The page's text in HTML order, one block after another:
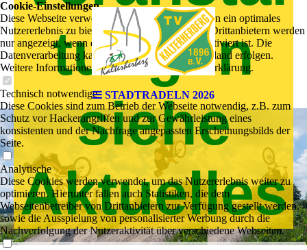
STADTRADELN 2026
tungen
siehe
Aktuelles
Cookie-Einstellungen
Diese Webseite verwendet Cookies, um Besuchern ein optimales
Nutzererlebnis zu bieten. Bestimmte Inhalte von Drittanbietern werden
nur angezeigt, wenn die entsprechende Option aktiviert ist. Die
Datenverarbeitung kann dann auch in einem Drittland erfolgen.
Weitere Informationen hierzu in der Datenschutzerklärung.
Technisch notwendige
Diese Cookies sind zum Betrieb der Webseite notwendig, z.B. zum
Schutz vor Hackerangriffen und zur Gewährleistung eines
konsistenten und der Nachfrage angepassten Erscheinungsbilds der
Seite.
Analytische
Diese Cookies werden verwendet, um das Nutzererlebnis weiter zu
optimieren. Hierunter fallen auch Statistiken, die dem
Webseitenbetreiber von Drittanbietern zur Verfügung gestellt werden,
sowie die Ausspielung von personalisierter Werbung durch die
Nachverfolgung der Nutzeraktivität über verschiedene Webseiten.